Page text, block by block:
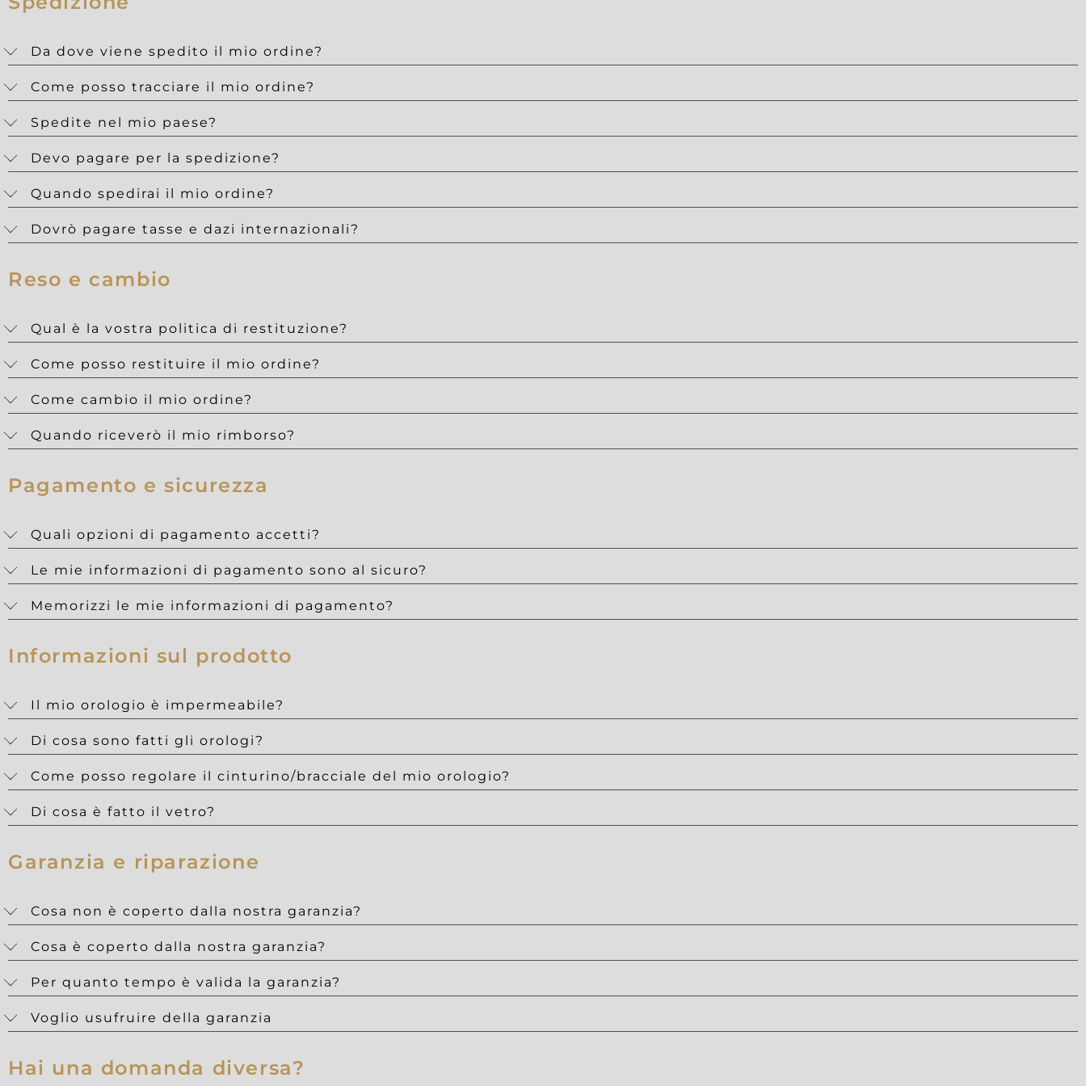
Da dove viene spedito il mio ordine?
Come posso tracciare il mio ordine?
Spedite nel mio paese?
Devo pagare per la spedizione?
Quando spedirai il mio ordine?
Dovrò pagare tasse e dazi internazionali?
Reso e cambio
Qual è la vostra politica di restituzione?
Come posso restituire il mio ordine?
Come cambio il mio ordine?
Quando riceverò il mio rimborso?
Pagamento e sicurezza
Quali opzioni di pagamento accetti?
Le mie informazioni di pagamento sono al sicuro?
Memorizzi le mie informazioni di pagamento?
Informazioni sul prodotto
Il mio orologio è impermeabile?
Di cosa sono fatti gli orologi?
Come posso regolare il cinturino/bracciale del mio orologio?
Di cosa è fatto il vetro?
Garanzia e riparazione
Cosa non è coperto dalla nostra garanzia?
Cosa è coperto dalla nostra garanzia?
Per quanto tempo è valida la garanzia?
Voglio usufruire della garanzia
Hai una domanda diversa?